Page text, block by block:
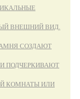
ВНЕШНИЙ ВИД.
СОЗДАЮТ
ПОДЧЕРКИВАЮТ
КОМНАТЫ ИЛИ